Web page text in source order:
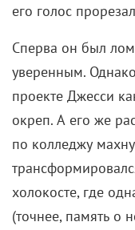
его голос
Сперва он был
уверенным.
проекте Джесси
окреп. А его же
по колледжу
холокосте, где
(точнее, память о